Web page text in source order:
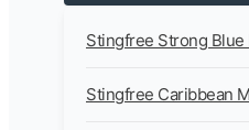
Stingfree Strong Blue
Stingfree Caribbean